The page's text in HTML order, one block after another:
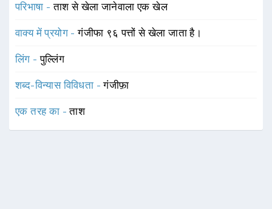
परिभाषा -ताश से खेला जानेवाला एक खेल
वाक्य में प्रयोग -गंजीफा ९६ पत्तों से खेला जाता है।
लिंग -पुल्लिंग
शब्द-विन्यास विविधता -गंजीफ़ा
एक तरह का -ताश